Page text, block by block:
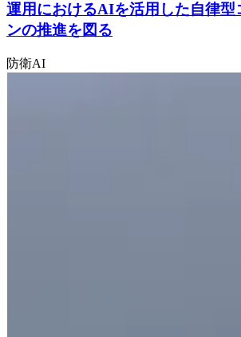
運用におけるAIを活用した自律型
ンの推進を図る
防衛AI